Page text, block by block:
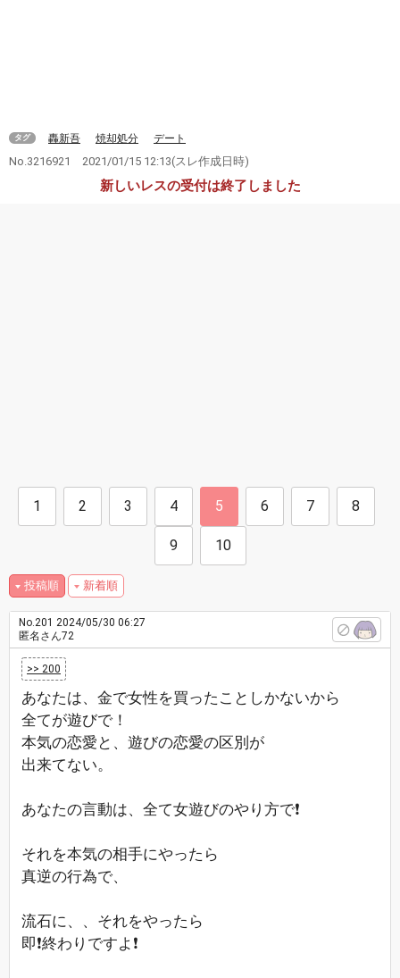
タグ 轟新吾 焼却処分 デート
No.3216921 2021/01/15 12:13(スレ作成日時)
新しいレスの受付は終了しました
1 2 3 4 5 6 7 8
9 10
投稿順 新着順
No.201 2024/05/30 06:27
匿名さん72
>> 200
あなたは、金で女性を買ったことしかないから
全てが遊びで！
本気の恋愛と、遊びの恋愛の区別が
出来てない。
あなたの言動は、全て女遊びのやり方で❗
それを本気の相手にやったら
真逆の行為で、
流石に、、それをやったら
即❗終わりですよ❗